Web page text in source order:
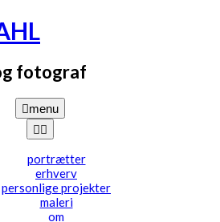
fotograf
menu
portrætter
erhverv
personlige projekter
maleri
om